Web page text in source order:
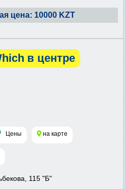
цена: 10000 KZT
в центре
Цены на карте
115 "Б"